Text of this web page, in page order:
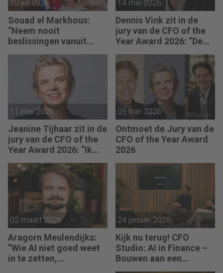
10 juli 2026
Souad el Markhous:
“Neem nooit
beslissingen vanuit
14 mei 2026
Dennis Vink zit in de
jury van de CFO of the
Year Award 2026: “De
balanceert emotionele
intelligentie feilloos
met ijzeren
administratieve
discipline.”
11 mei 2026
Jeanine Tijhaar zit in de
jury van de CFO of the
Year Award 2026: “Ik
combineren met
mensgericht
leiderschap.”
09 mei 2026
Ontmoet de Jury van de
CFO of the Year Award
2026
02 maart 2026
Aragorn Meulendijks:
“Wie AI niet goed weet
in te zetten,
24 januari 2026
Kijk nu terug! CFO
Studio: AI in Finance –
Bouwen aan een